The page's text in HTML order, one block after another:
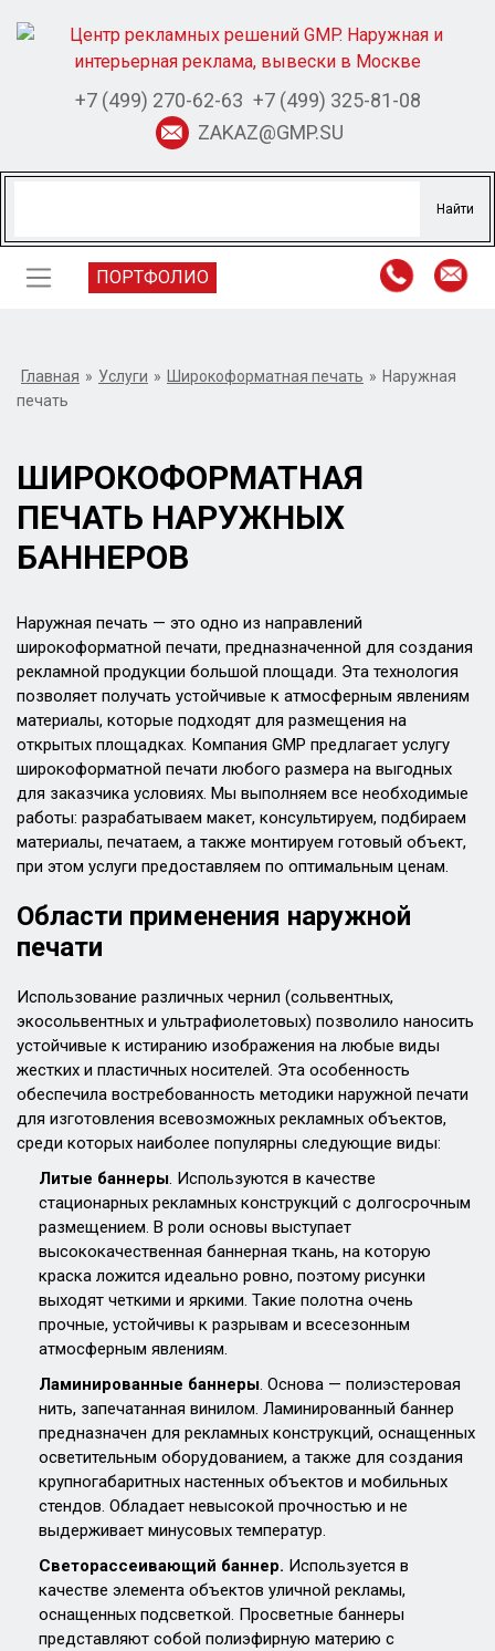
+7 (499) 270-62-63 +7 (499) 325-81-08
ZAKAZ@GMP.SU
ПОРТФОЛИО
Главная » Услуги » Широкоформатная печать » Наружная
печать
ШИРОКОФОРМАТНАЯ
ПЕЧАТЬ НАРУЖНЫХ
БАННЕРОВ
Наружная печать — это одно из направлений
широкоформатной печати, предназначенной для создания
рекламной продукции большой площади. Эта технология
позволяет получать устойчивые к атмосферным явлениям
материалы, которые подходят для размещения на
открытых площадках. Компания GMP предлагает услугу
широкоформатной печати любого размера на выгодных
для заказчика условиях. Мы выполняем все необходимые
работы: разрабатываем макет, консультируем, подбираем
материалы, печатаем, а также монтируем готовый объект,
при этом услуги предоставляем по оптимальным ценам.
Области применения наружной
печати
Использование различных чернил (сольвентных,
экосольвентных и ультрафиолетовых) позволило наносить
устойчивые к истиранию изображения на любые виды
жестких и пластичных носителей. Эта особенность
обеспечила востребованность методики наружной печати
для изготовления всевозможных рекламных объектов,
среди которых наиболее популярны следующие виды:
Литые баннеры. Используются в качестве
стационарных рекламных конструкций с долгосрочным
размещением. В роли основы выступает
высококачественная баннерная ткань, на которую
краска ложится идеально ровно, поэтому рисунки
выходят четкими и яркими. Такие полотна очень
прочные, устойчивы к разрывам и всесезонным
атмосферным явлениям.
Ламинированные баннеры. Основа — полиэстеровая
нить, запечатанная винилом. Ламинированный баннер
предназначен для рекламных конструкций, оснащенных
осветительным оборудованием, а также для создания
крупногабаритных настенных объектов и мобильных
стендов. Обладает невысокой прочностью и не
выдерживает минусовых температур.
Светорассеивающий баннер. Используется в
качестве элемента объектов уличной рекламы,
оснащенных подсветкой. Просветные баннеры
представляют собой полиэфирную материю с